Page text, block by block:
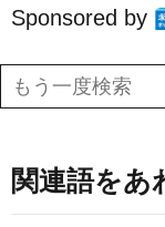
Sponsored by
関連語をあ